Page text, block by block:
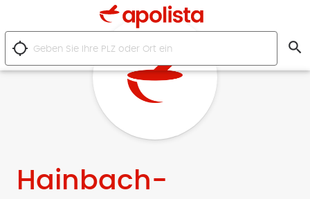
location_searching search
Hainbach-